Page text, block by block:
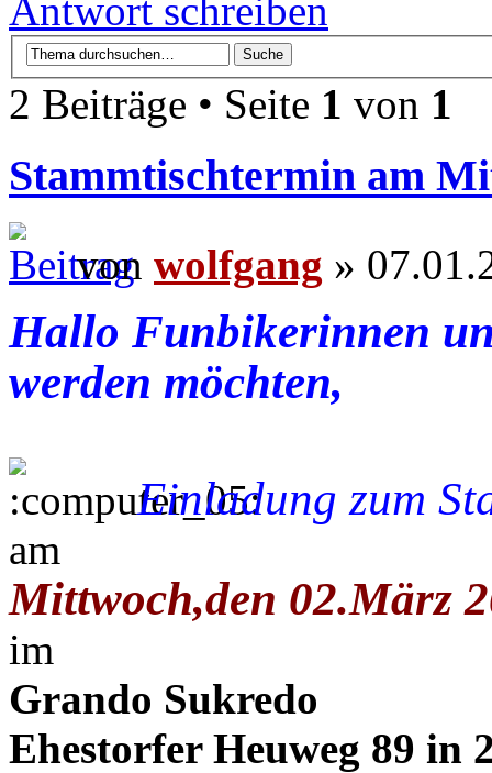
Antwort schreiben
2 Beiträge • Seite 1 von 1
Stammtischtermin am
von wolfgang »
Hallo Funbikerinnen
werden möchten,
Einladung zum
am
Mittwoch,den 02.März
im
Grando Sukredo
Ehestorfer Heuweg 89 in